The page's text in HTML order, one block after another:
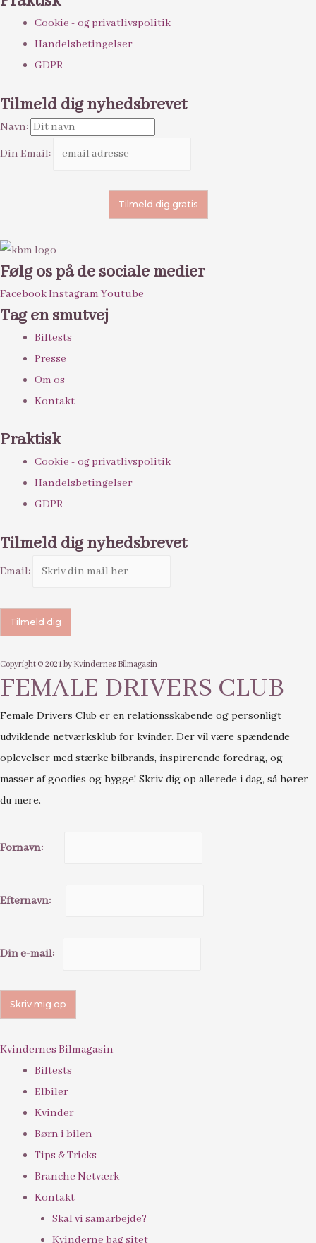
Cookie - og privatlivspolitik
Handelsbetingelser
GDPR
Tilmeld dig nyhedsbrevet
Navn:
Din Email:
Følg os på de sociale medier
FacebookInstagram Youtube
Tag en smutvej
Biltests
Presse
Om os
Kontakt
Praktisk
Cookie - og privatlivspolitik
Handelsbetingelser
GDPR
Tilmeld dig nyhedsbrevet
Email:
Copyright © 2021 by Kvindernes Bilmagasin
FEMALE DRIVERS CLUB
Female Drivers Club er en relationsskabende og personligt
udviklende netværksklub for kvinder. Der vil være spændende
oplevelser med stærke bilbrands, inspirerende foredrag, og
masser af goodies og hygge! Skriv dig op allerede i dag, så hører
du mere.
Fornavn:
Efternavn:
Din e-mail:
Kvindernes Bilmagasin
Biltests
Elbiler
Kvinder
Børn i bilen
Tips & Tricks
Branche Netværk
Kontakt
Skal vi samarbejde?